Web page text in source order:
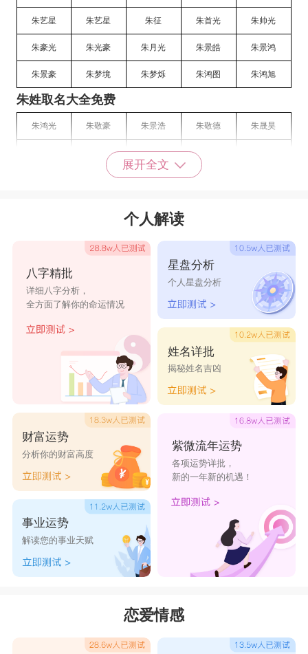
朱艺星 朱艺星 朱征 朱首光 朱帅光
朱豪光 朱光豪 朱月光 朱景皓 朱景鸿
朱景豪 朱梦境 朱梦烁 朱鸿图 朱鸿旭
朱姓取名大全免费
朱鸿光 朱敬豪 朱景浩 朱敬德 朱晟昊
朱敬昊 朱昊朋 朱昊哲
朱倍大
朱喜欧
朱丁日 朱丰新 朱泽盛
朱昊兵 朱啸航
朱赫晶 朱进坚
朱滔程 朱喜黎 朱弘鹤 朱昆瑛
朱赫空 朱洲实 朱民帆 朱攀振
朱羽昆 朱奥可 朱路拓
朱琨中 朱真路 朱禹山
朱权培 朱松展 朱煜莉 朱鹿霞
展开全文
个人解读
八字精批
详细八字分析，
全方面了解你的命运情况
财富运势
分析你的财富高度
事业运势
解读您的事业天赋
星盘分析
个人星盘分析
姓名详批
揭秘姓名吉凶
紫微流年运势
各项运势详批，
新的一年新的机遇！
恋爱情感